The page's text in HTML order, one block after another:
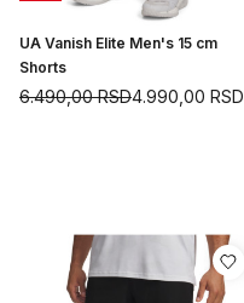
UA Vanish Elite Men's 15 cm
Shorts
4.990,00 RSD
6.490,00RSD